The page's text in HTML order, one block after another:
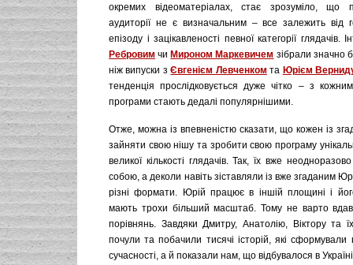
окремих відеоматеріалах, стає зрозуміло, що
аудиторії не є визначальним – все залежить від
епізоду і зацікавленості певної категорії глядачів.
Ребровим чи Мироном Маркевичем зібрали значно
ніж випуски зЄвгенієм Левченком та Юрієм
тенденція прослідковується дуже чітко – з
програми стають дедалі популярнішими.
Отже, можна із впевненістю сказати, що кожен із
зайняти свою нішу та зробити свою програму
великої кількості глядачів. Так, їх вже
собою, а деколи навіть зіставляли із вже згаданим
різні формати. Юрій працює в іншій площині і
мають трохи більший масштаб. Тому не варто
порівнянь. Завдяки Дмитру, Анатолію, Віктору та
почули та побачили тисячі історій, які сформували
сучасності, а й показали нам, що відбувалося в